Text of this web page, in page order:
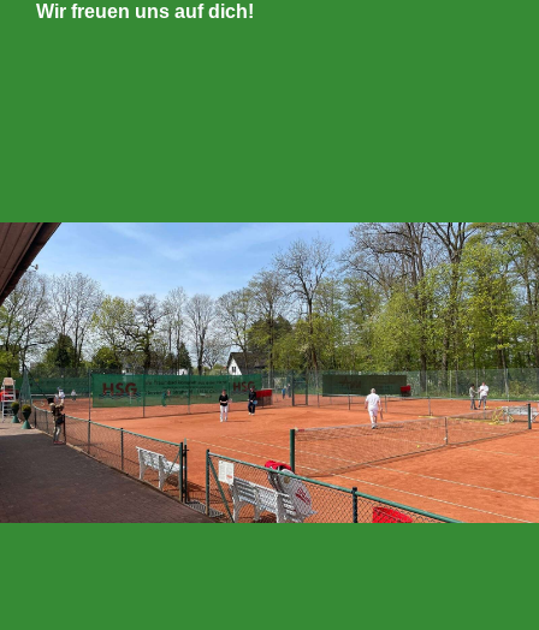
Wir freuen uns auf dich!